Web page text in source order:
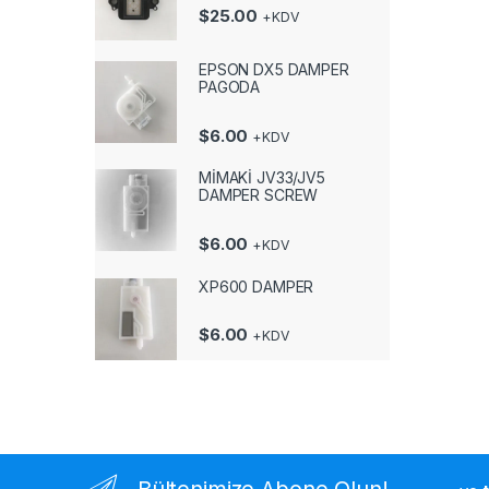
$25.00 +KDV
EPSON DX5 DAMPER
PAGODA
$6.00 +KDV
MİMAKİ JV33/JV5
DAMPER SCREW
$6.00 +KDV
XP600 DAMPER
$6.00 +KDV